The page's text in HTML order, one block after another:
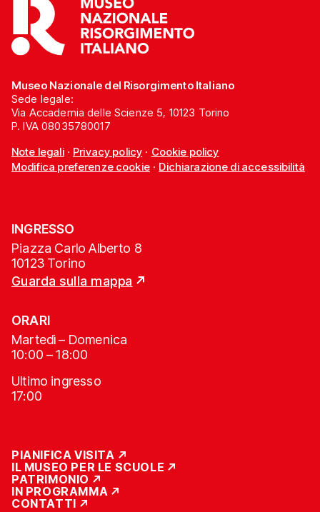
Museo Nazionale del Risorgimento Italiano
Sede legale:
Via Accademia delle Scienze 5, 10123 Torino
P. IVA 08035780017
Note legali· Privacy policy · Cookie policy
Modifica preferenze cookie· Dichiarazione di accessibilità
INGRESSO
Piazza Carlo Alberto 8
10123 Torino
Guarda sulla mappa
ORARI
Martedì – Domenica
10:00 – 18:00
Ultimo ingresso
17:00
PIANIFICA VISITA
IL MUSEO PER LE SCUOLE
PATRIMONIO
IN PROGRAMMA
CONTATTI